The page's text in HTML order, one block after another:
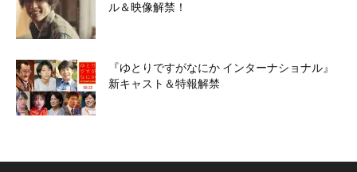
ル＆映像解禁！
『ゆとりですがなにか インターナショナル』
新キャスト＆特報解禁